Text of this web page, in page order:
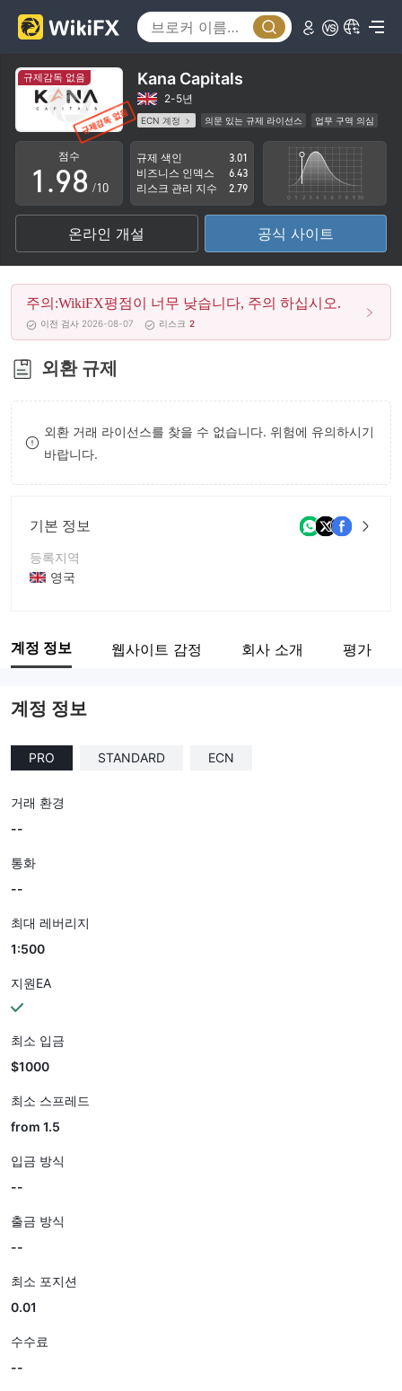
규제감독 없음 Kana Capitals
2-5년
ECN 계정 의문 있는 규제 라이선스
업무 구역 의심
잠재적 위험성이 높음
점수
0
1
2
3
4
5
6
7
8
9
.
5
6
7
8
9
4
5
6
7
8
9
/10
규제 색인
3.01
비즈니스 인덱스
6.43
리스크 관리 지수
2.79
온라인 개설 공식 사이트
주의:WikiFX평점이 너무 낮습니다, 주의 하십시오.
이전 검사 2026-08-07 리스크 2
외환 규제
외환 거래 라이선스를 찾을 수 없습니다. 위험에 유의하시기
바랍니다.
기본 정보
등록지역
영국
회사 전체 이름
계정 정보 웹사이트 감정 회사 소개 평가
계정 정보
PRO STANDARD ECN
거래 환경
--
통화
--
최대 레버리지
1:500
지원EA
최소 입금
$1000
최소 스프레드
from 1.5
입금 방식
--
출금 방식
--
최소 포지션
0.01
수수료
--